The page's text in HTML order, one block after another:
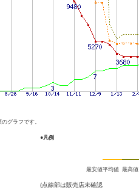
グラフです。
●凡例
最安値
(点線部は販売店未確認
平均値 最高値